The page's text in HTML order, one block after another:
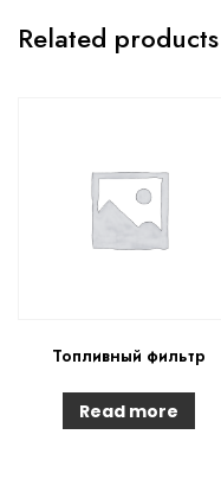
Related products
Топливный фильтр
Read more